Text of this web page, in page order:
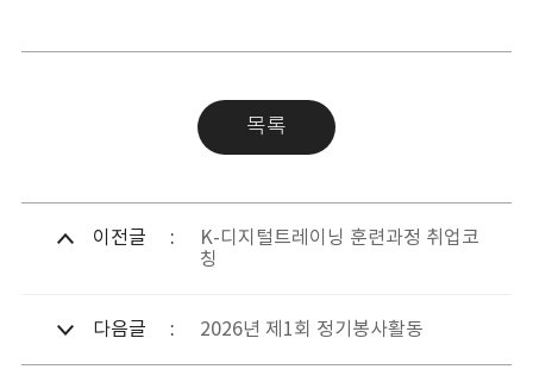
목록
이전글
K-디지털트레이닝 훈련과정 취업코
칭
다음글 2026년 제1회 정기봉사활동